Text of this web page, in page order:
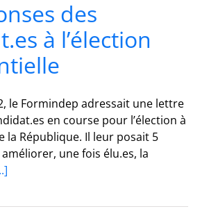
des
à l’élection
le Formindep adressait une lettre
en course pour l’élection à
la République. Il leur posait 5
une fois élu.es, la